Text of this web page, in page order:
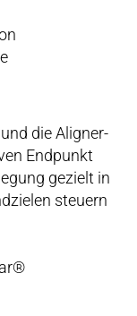
die Aligner-
Endpunkt
gezielt in
steuern